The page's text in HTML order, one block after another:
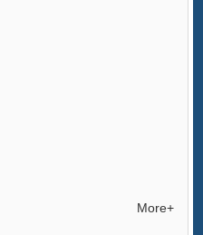
More+